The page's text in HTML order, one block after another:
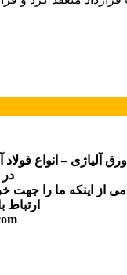
آلیاژی – انواع
در
از اینکه ما را جهت
ارتباط با ما: